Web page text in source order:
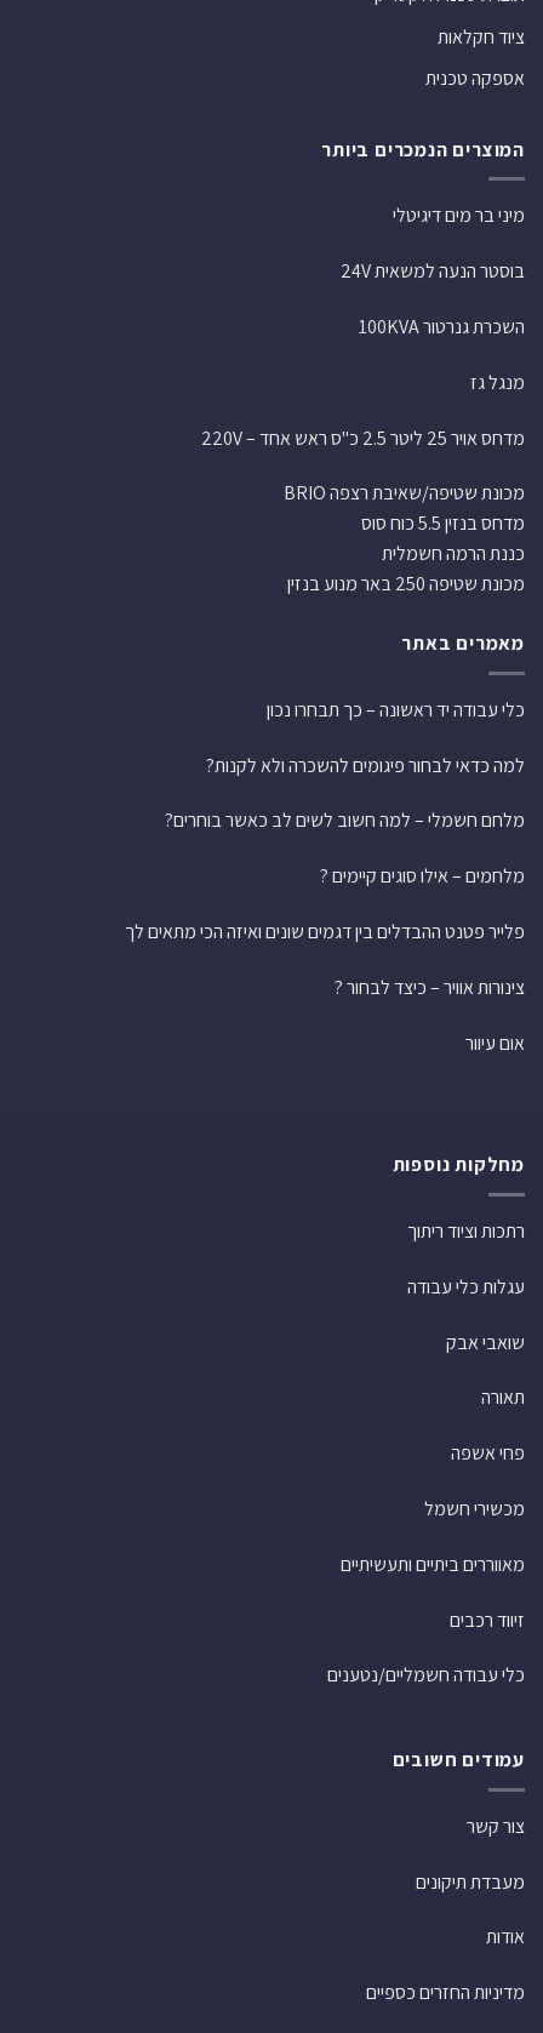
ציוד חקלאות
אספקה טכנית
המוצרים הנמכרים ביותר
מיני בר מים דיגיטלי
בוסטר הנעה למשאית 24V
השכרת גנרטור 100KVA
מנגל גז
מדחס אויר 25 ליטר 2.5 כ"ס ראש אחד – 220V
מכונת שטיפה/שאיבת רצפה BRIO
מדחס בנזין 5.5 כוח סוס
כננת הרמה חשמלית
מכונת שטיפה 250 באר מנוע בנזין
מאמרים באתר
כלי עבודה יד ראשונה – כך תבחרו נכון
למה כדאי לבחור פיגומים להשכרה ולא לקנות?
מלחם חשמלי – למה חשוב לשים לב כאשר בוחרים?
מלחמים – אילו סוגים קיימים ?
פלייר פטנט ההבדלים בין דגמים שונים ואיזה הכי מתאים לך
צינורות אוויר – כיצד לבחור ?
אום עיוור
מחלקות נוספות
רתכות וציוד ריתוך
עגלות כלי עבודה
שואבי אבק
תאורה
פחי אשפה
מכשירי חשמל
מאווררים ביתיים ותעשיתיים
זיווד רכבים
כלי עבודה חשמליים/נטענים
עמודים חשובים
צור קשר
מעבדת תיקונים
אודות
מדיניות החזרים כספיים